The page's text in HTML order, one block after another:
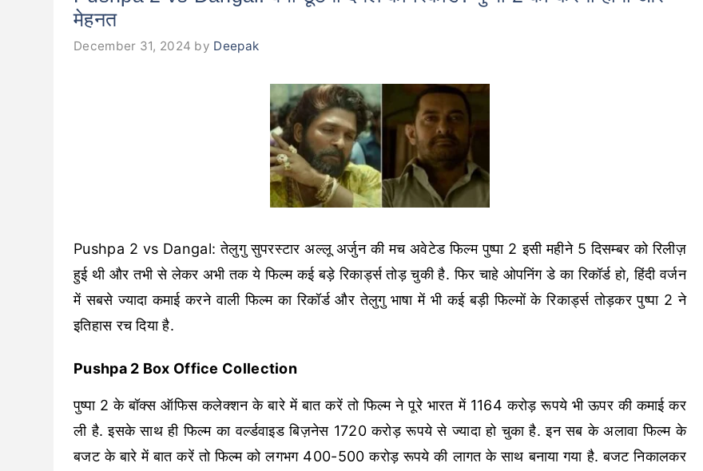
मेहनत
December 31, 2024 by Deepak
Pushpa 2 vs Dangal: तेलुगु सुपरस्टार अल्लू अर्जुन की मच अवेटेड फिल्म पुष्पा 2 इसी महीने 5 दिसम्बर को रिलीज़
हुई थी और तभी से लेकर अभी तक ये फिल्म कई बड़े रिकार्ड्स तोड़ चुकी है. फिर चाहे ओपनिंग डे का रिकॉर्ड हो, हिंदी वर्जन
में सबसे ज्यादा कमाई करने वाली फिल्म का रिकॉर्ड और तेलुगु भाषा में भी कई बड़ी फिल्मों के रिकार्ड्स तोड़कर पुष्पा 2 ने
इतिहास रच दिया है.
Pushpa 2 Box Office Collection
पुष्पा 2 के बॉक्स ऑफिस कलेक्शन के बारे में बात करें तो फिल्म ने पूरे भारत में 1164 करोड़ रूपये भी ऊपर की कमाई कर
ली है. इसके साथ ही फिल्म का वर्ल्डवाइड बिज़नेस 1720 करोड़ रूपये से ज्यादा हो चुका है. इन सब के अलावा फिल्म के
बजट के बारे में बात करें तो फिल्म को लगभग 400-500 करोड़ रूपये की लागत के साथ बनाया गया है. बजट निकालकर